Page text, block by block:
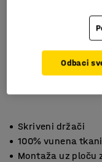
Skriveni držači
100% vunena
Montaža uz ploču
Odbaci